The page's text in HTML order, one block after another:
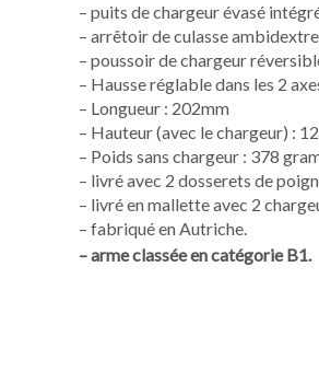
– puits de chargeur évasé
– arrêtoir de culasse
– poussoir de chargeur
– Hausse réglable dans les 2
– Longueur : 202mm
– Hauteur (avec le chargeur) :
– Poids sans chargeur : 378
– livré avec 2 dosserets de
– livré en mallette avec 2
– fabriqué en Autriche.
– arme classée en catégorie B1.